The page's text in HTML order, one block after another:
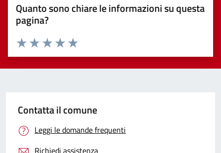
Quanto sono chiare le informazioni su questa
pagina?
Valuta 5 stelle su 5
Valuta 4 stelle su 5
Valuta 3 stelle su 5
Valuta 2 stelle su 5
Valuta 1 stelle su 5
Contatta il comune
Leggi le domande frequenti
Richiedi assistenza